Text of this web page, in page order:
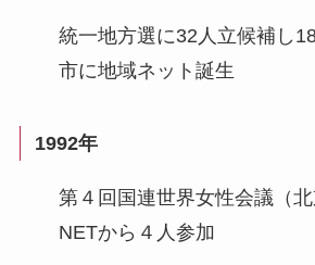
統一地方選に32人立候補し
市に地域ネット誕生
1992年
第４回国連世界女性会議（
NETから４人参加